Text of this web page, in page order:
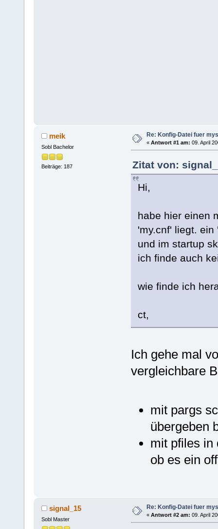
meik
Sobl Bachelor
Beiträge: 187
Re: Konfig-Datei fuer
« Antwort #1 am: 09. April
Zitat von:
Hi,
habe hier einen
'my.cnf' liegt.
und im startup
ich finde auch
wie finde ich
ct,
Ich gehe mal
vergleichbare
mit pargs
übergeben
mit pfiles in
ob es ein
signal_15
Sobl Master
Re: Konfig-Datei fuer
« Antwort #2 am: 09. April